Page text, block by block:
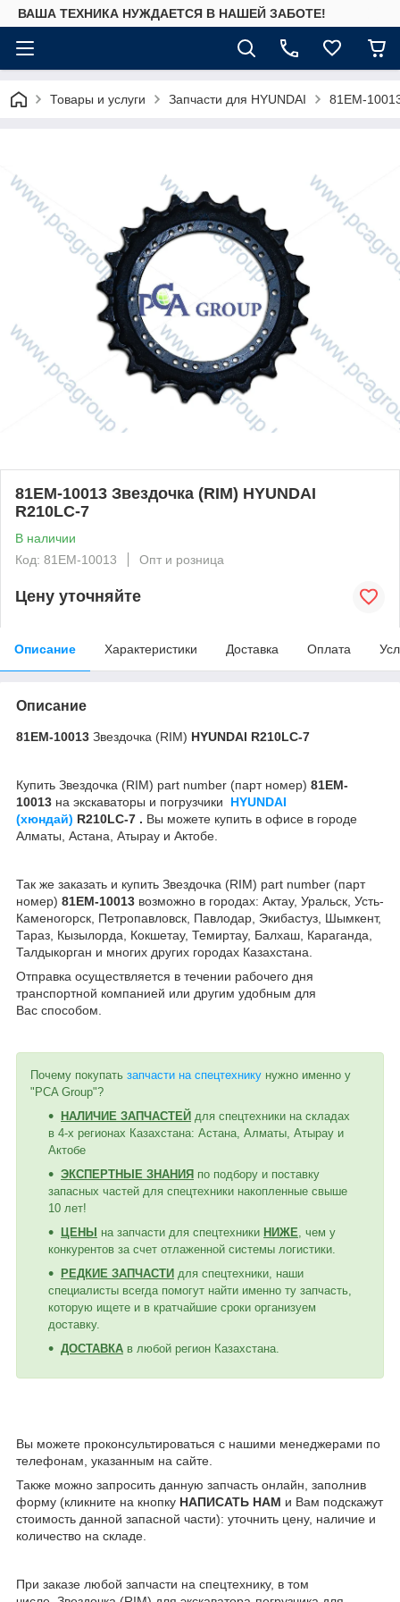
ВАША ТЕХНИКА НУЖДАЕТСЯ В НАШЕЙ ЗАБОТЕ!
Товары и услуги Запчасти для HYUNDAI 81EM-
81EM-10013 Звездочка (RIM) HYUNDAI
R210LC-7
В наличии
Код: 81EM-10013
Опт и розница
Цену уточняйте
Описание Характеристики Доставка Оплата
Описание
81EM-10013 Звездочка (RIM) HYUNDAI R210LC-7
Купить Звездочка (RIM) part number (парт номер) 81EM-
10013 на экскаваторы и погрузчики
HYUNDAI
(хюндай) R210LC-7 . Вы можете купить в офисе в городе
Алматы, Астана, Атырау и Актобе.
Так же заказать и купить Звездочка (RIM) part number (парт
номер) 81EM-10013 возможно в городах: Актау, Уральск, Усть-
Каменогорск, Петропавловск, Павлодар, Экибастуз, Шымкент,
Тараз, Кызылорда, Кокшетау, Темиртау, Балхаш, Караганда,
Талдыкорган и многих других городах Казахстана.
Отправка осуществляется в течении рабочего дня
транспортной компанией или другим удобным для
Вас способом
Почему покупать запчасти на спецтехнику нужно именно у
"PCA Group"?
НАЛИЧИЕ ЗАПЧАСТЕЙ для спецтехники на складах
в 4-х регионах Казахстана: Астана, Алматы, Атырау и
Актобе
ЭКСПЕРТНЫЕ ЗНАНИЯ по подбору и поставку
запасных частей для спецтехники накопленные свыше
10 лет!
ЦЕНЫ на запчасти для спецтехники НИЖЕ , чем у
конкурентов за счет отлаженной системы логистики.
РЕДКИЕ ЗАПЧАСТИ для спецтехники, наши
специалисты всегда помогут найти именно ту запчасть,
которую ищете и в кратчайшие сроки организуем
доставку.
ДОСТАВКА в любой регион Казахстана.
Вы можете проконсультироваться с нашими менеджерами по
телефонам, указанным на сайте.
Также можно запросить данную запчасть онлайн, заполнив
форму (кликните на кнопку НАПИСАТЬ НАМ и Вам подскажут
стоимость данной запасной части): уточнить цену, наличие и
количество на складе.
При заказе любой запчасти на спецтехнику, в том